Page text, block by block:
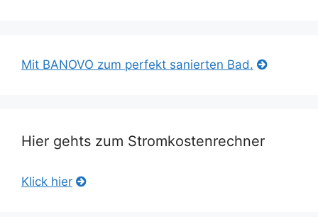
Mit BANOVO zum perfekt sanierten Bad.
Hier gehts zum Stromkostenrechner
Klick hier